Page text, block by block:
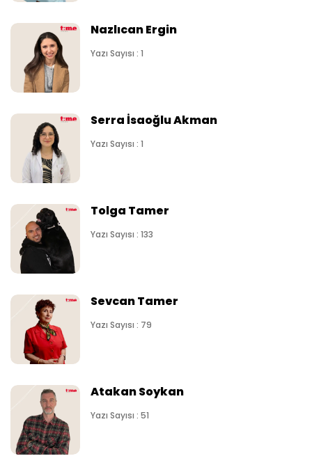
Nazlıcan Ergin
Yazı Sayısı : 1
Serra İsaoğlu Akman
Yazı Sayısı : 1
Tolga Tamer
Yazı Sayısı : 133
Sevcan Tamer
Yazı Sayısı : 79
Atakan Soykan
Yazı Sayısı : 51